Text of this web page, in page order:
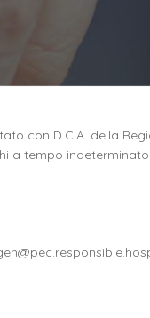
con D.C.A. della
a tempo